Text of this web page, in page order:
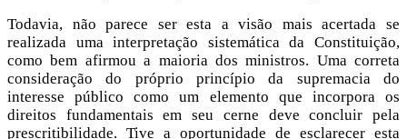
Todavia, não parece ser esta a visão mais acertada se
realizada uma interpretação sistemática da Constituição,
como bem afirmou a maioria dos ministros. Uma correta
consideração do próprio princípio da supremacia do
interesse público como um elemento que incorpora os
direitos fundamentais em seu cerne deve concluir pela
prescritibilidade. Tive a oportunidade de esclarecer esta